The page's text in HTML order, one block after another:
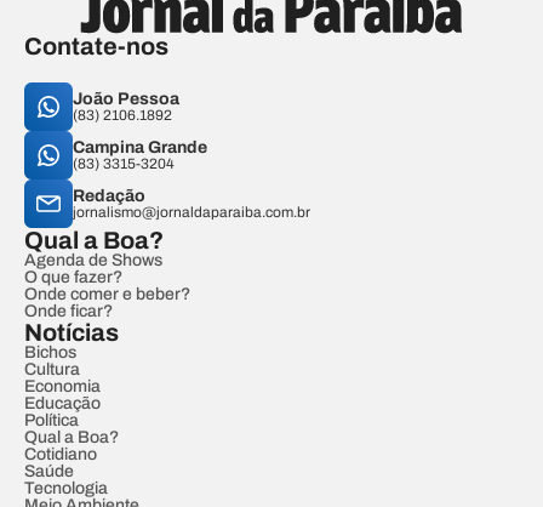
Contate-nos
João Pessoa
(83) 2106.1892
Campina Grande
(83) 3315-3204
Redação
jornalismo@jornaldaparaiba.com.br
Qual a Boa?
Agenda de Shows
O que fazer?
Onde comer e beber?
Onde ficar?
Notícias
Bichos
Cultura
Economia
Educação
Política
Qual a Boa?
Cotidiano
Saúde
Tecnologia